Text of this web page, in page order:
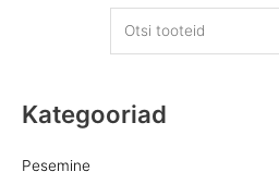
Kategooriad
Pesemine